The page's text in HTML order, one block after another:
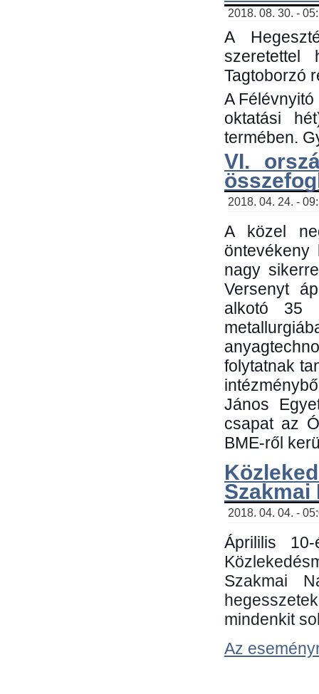
2018. 08. 30. -
A
szeretettel
Tagtoborzó
A
oktatási
termében.
VI.
2018. 04. 24. -
A közel
nagy
Versenyt
alkotó 35
folytatnak
János
csapat az
BME-ről
Szakmai
2018. 04. 04. -
Áprililis
Szakmai
mindenkit
Az